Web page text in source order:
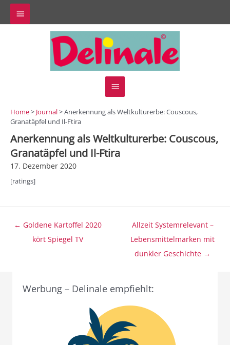
Zum
Inhalt
springen
Above
Hauptmenü
Home> Journal> Anerkennung als Weltkulturerbe: Couscous,
Granatäpfel und Il-Ftira
Anerkennung als Weltkulturerbe: Couscous,
Granatäpfel und Il-Ftira
17. Dezember 2020
[ratings]
Beitragsnavigation
← Goldene Kartoffel 2020
kört Spiegel TV
Allzeit Systemrelevant –
Lebensmittelmarken mit
dunkler Geschichte →
Werbung – Delinale empfiehlt: